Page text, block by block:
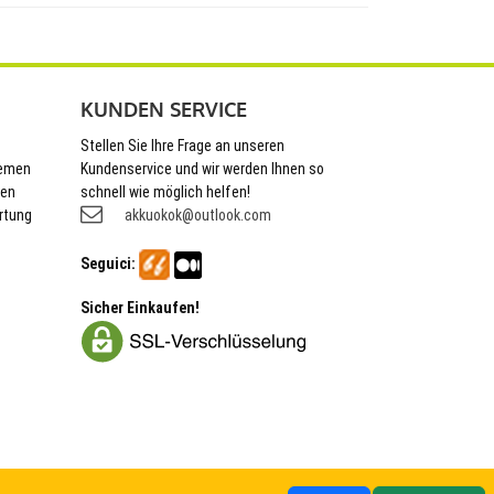
KUNDEN SERVICE
Stellen Sie Ihre Frage an unseren
Kundenservice und wir werden Ihnen so
schnell wie möglich helfen!
akkuokok@outlook.com
Seguici:
Sicher Einkaufen!